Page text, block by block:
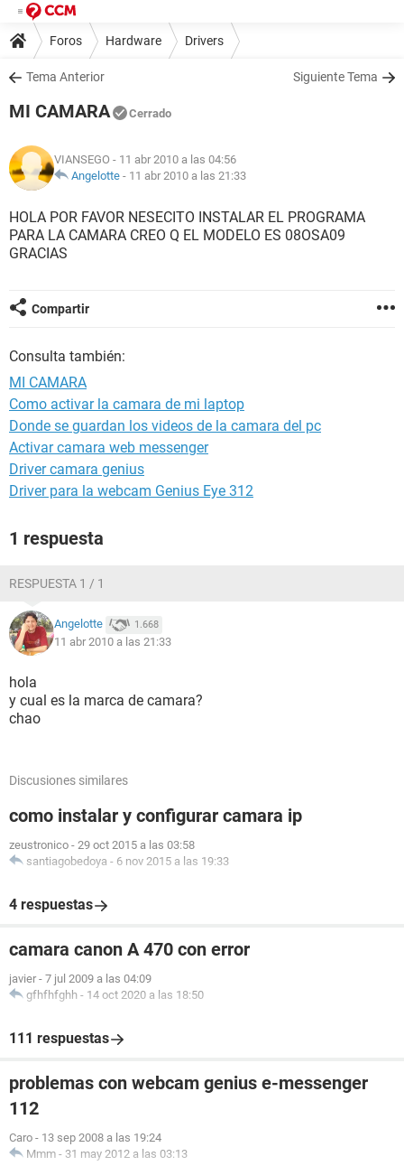
Foros Hardware Drivers
Tema Anterior Siguiente Tema
MI CAMARA Cerrado
VIANSEGO - 11 abr 2010 a las 04:56
Angelotte - 11 abr 2010 a las 21:33
HOLA POR FAVOR NESECITO INSTALAR EL PROGRAMA
PARA LA CAMARA CREO Q EL MODELO ES 08OSA09
GRACIAS
Compartir
Consulta también:
MI CAMARA
Como activar la camara de mi laptop
Donde se guardan los videos de la camara del pc
Activar camara web messenger
Driver camara genius
Driver para la webcam Genius Eye 312
1 respuesta
RESPUESTA 1 / 1
Angelotte 1.668
11 abr 2010 a las 21:33
hola
y cual es la marca de camara?
chao
Discusiones similares
como instalar y configurar camara ip
zeustronico - 29 oct 2015 a las 03:58
santiagobedoya - 6 nov 2015 a las 19:33
4 respuestas
camara canon A 470 con error
javier - 7 jul 2009 a las 04:09
gfhfhfghh - 14 oct 2020 a las 18:50
111 respuestas
problemas con webcam genius e-messenger
112
Caro - 13 sep 2008 a las 19:24
Mmm - 31 may 2012 a las 03:13